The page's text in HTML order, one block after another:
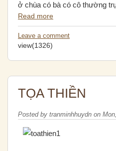
ở chùa có bà có cô thường
Read more
Leave a comment
view(1326)
TỌA THIỀN
Posted by tranminhhuydn on